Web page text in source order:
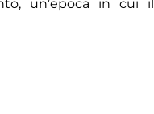
un’epoca in cui il